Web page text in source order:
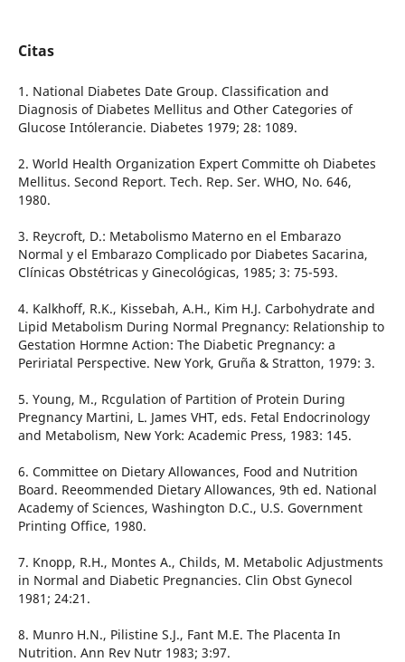
Citas
1. National Diabetes Date Group. Classification and
Diagnosis of Diabetes Mellitus and Other Categories of
Glucose Intólerancie. Diabetes 1979; 28: 1089.
2. World Health Organization Expert Committe oh Diabetes
Mellitus. Second Report. Tech. Rep. Ser. WHO, No. 646,
1980.
3. Reycroft, D.: Metabolismo Materno en el Embarazo
Normal y el Embarazo Complicado por Diabetes Sacarina,
Clínicas Obstétricas y Ginecológicas, 1985; 3: 75-593.
4. Kalkhoff, R.K., Kissebah, A.H., Kim H.J. Carbohydrate and
Lipid Metabolism During Normal Pregnancy: Relationship to
Gestation Hormne Action: The Diabetic Pregnancy: a
Peririatal Perspective. New York, Gruña & Stratton, 1979: 3.
5. Young, M., Rcgulation of Partition of Protein During
Pregnancy Martini, L. James VHT, eds. Fetal Endocrinology
and Metabolism, New York: Academic Press, 1983: 145.
6. Committee on Dietary Allowances, Food and Nutrition
Board. Reeommended Dietary Allowances, 9th ed. National
Academy of Sciences, Washington D.C., U.S. Government
Printing Office, 1980.
7. Knopp, R.H., Montes A., Childs, M. Metabolic Adjustments
in Normal and Diabetic Pregnancies. Clin Obst Gynecol
1981; 24:21.
8. Munro H.N., Pilistine S.J., Fant M.E. The Placenta In
Nutrition. Ann Rev Nutr 1983; 3:97.